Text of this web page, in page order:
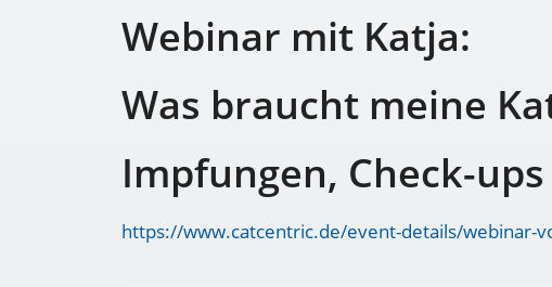
Webinar mit Katja:
Was braucht meine
Impfungen, Check-ups
https://www.catcentric.de/event-details/webinar-